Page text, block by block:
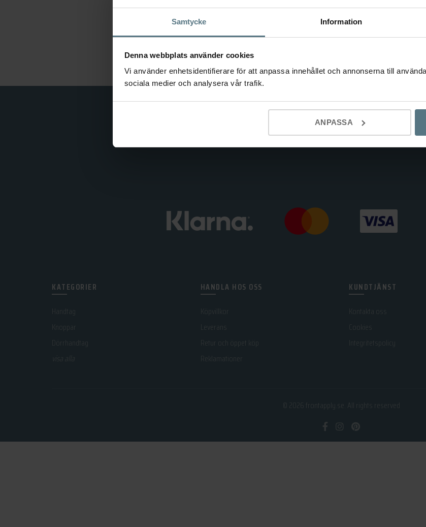
Samtycke Information
Denna webbplats använder cookies
Vi använder enhetsidentifierare för att anpassa innehållet och annonserna till
sociala medier och analysera vår trafik.
ANPASSA
KATEGORIER
Handtag
Dörrhandtag
HANDLA HOS OSS
Retur och öppet köp
Reklamationer
KUNDTJÄNST
Kontakta oss
Integritetspolicy
frontapply.se . All rights reserved